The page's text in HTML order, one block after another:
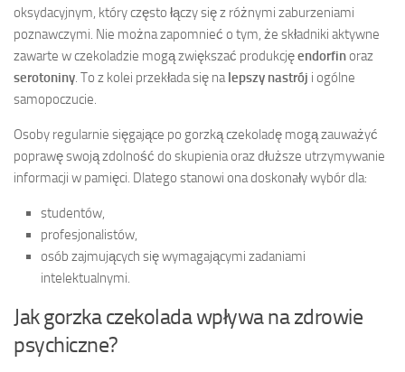
oksydacyjnym, który często łączy się z różnymi zaburzeniami
poznawczymi. Nie można zapomnieć o tym, że składniki aktywne
zawarte w czekoladzie mogą zwiększać produkcjęendorfinoraz
serotoniny . To z kolei przekłada się na lepszy nastrój i ogólne
samopoczucie.
Osoby regularnie sięgające po gorzką czekoladę mogą zauważyć
poprawę swoją zdolność do skupienia oraz dłuższe utrzymywanie
informacji w pamięci. Dlatego stanowi ona doskonały wybór dla:
studentów,
profesjonalistów,
osób zajmujących się wymagającymi zadaniami
intelektualnymi.
Jak gorzka czekolada wpływa na zdrowie
psychiczne?